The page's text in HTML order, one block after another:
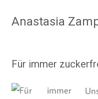
Anastasia
Für immer